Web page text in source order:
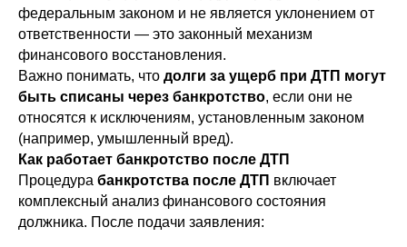
федеральным законом и не является уклонением от
ответственности — это законный механизм
финансового восстановления.
Важно понимать, что долги за ущерб при ДТП могут
быть списаны через банкротство, если они не
относятся к исключениям, установленным законом
(например, умышленный вред).
Как работает банкротство после ДТП
Процедура банкротства после ДТП включает
комплексный анализ финансового состояния
должника. После подачи заявления: